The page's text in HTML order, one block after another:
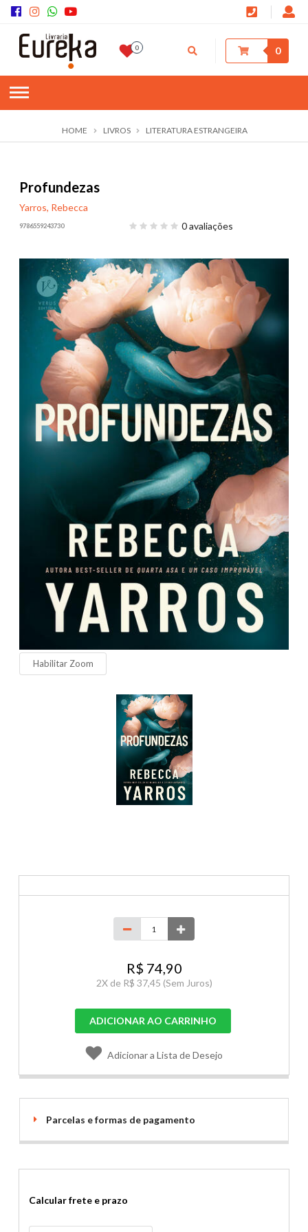
0 0
HOME LIVROS LITERATURA ESTRANGEIRA
Profundezas
Yarros, Rebecca
9786559243730 0 avaliações
Habilitar Zoom
R$ 74,90
2X de R$ 37,45 (Sem Juros)
ADICIONAR AO CARRINHO
Adicionar a Lista de Desejo
Parcelas e formas de pagamento
Calcular frete e prazo